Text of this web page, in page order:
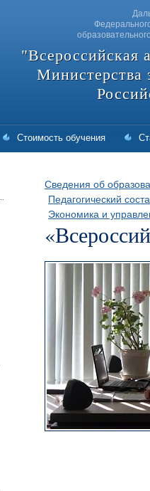
"Всероссийская
Министерства
Стоимость обучения
Сведения об
Педагогический
Экономика и